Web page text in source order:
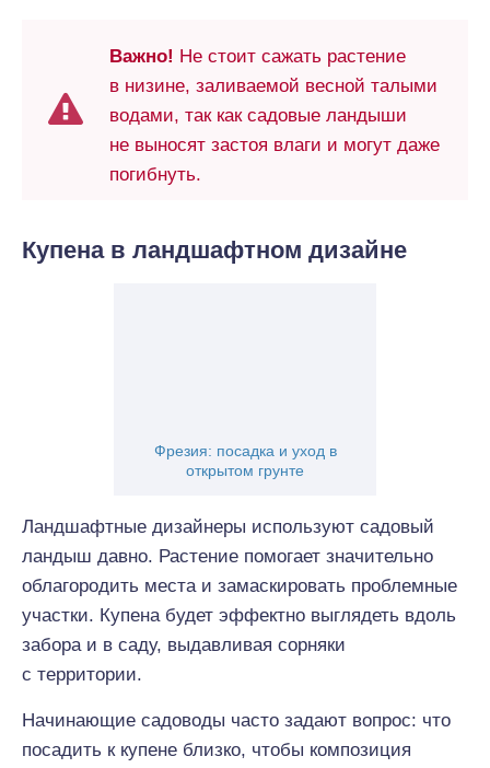
Важно! Не стоит сажать растение
в низине, заливаемой весной талыми
водами, так как садовые ландыши
не выносят застоя влаги и могут даже
погибнуть.
Купена в ландшафтном дизайне
Фрезия: посадка и уход в
открытом грунте
Ландшафтные дизайнеры используют садовый
ландыш давно. Растение помогает значительно
облагородить места и замаскировать проблемные
участки. Купена будет эффектно выглядеть вдоль
забора и в саду, выдавливая сорняки
с территории.
Начинающие садоводы часто задают вопрос: что
посадить к купене близко, чтобы композиция